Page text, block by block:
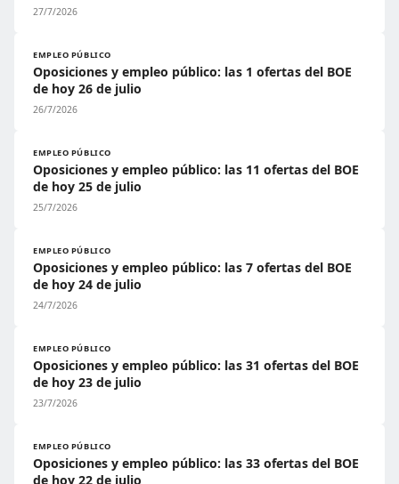
27/7/2026
EMPLEO PÚBLICO
Oposiciones y empleo público: las 1 ofertas del BOE
de hoy 26 de julio
26/7/2026
EMPLEO PÚBLICO
Oposiciones y empleo público: las 11 ofertas del BOE
de hoy 25 de julio
25/7/2026
EMPLEO PÚBLICO
Oposiciones y empleo público: las 7 ofertas del BOE
de hoy 24 de julio
24/7/2026
EMPLEO PÚBLICO
Oposiciones y empleo público: las 31 ofertas del BOE
de hoy 23 de julio
23/7/2026
EMPLEO PÚBLICO
Oposiciones y empleo público: las 33 ofertas del BOE
de hoy 22 de julio